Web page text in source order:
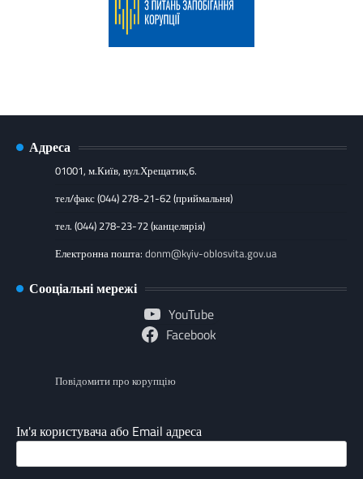
Адреса
01001, м.Київ, вул.Хрещатик,6.
тел/факс (044) 278-21-62 (приймальня)
тел. (044) 278-23-72 (канцелярія)
Електронна пошта: donm@kyiv-oblosvita.gov.ua
Сооціальні мережі
YouTube
Facebook
Повідомити про корупцію
Ім'я користувача або Email адреса